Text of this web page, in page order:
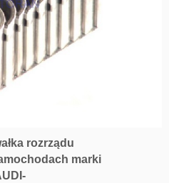
rozrządu
marki